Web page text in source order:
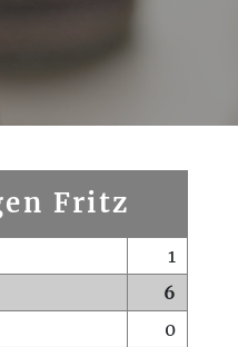
Fritz
1
6
0